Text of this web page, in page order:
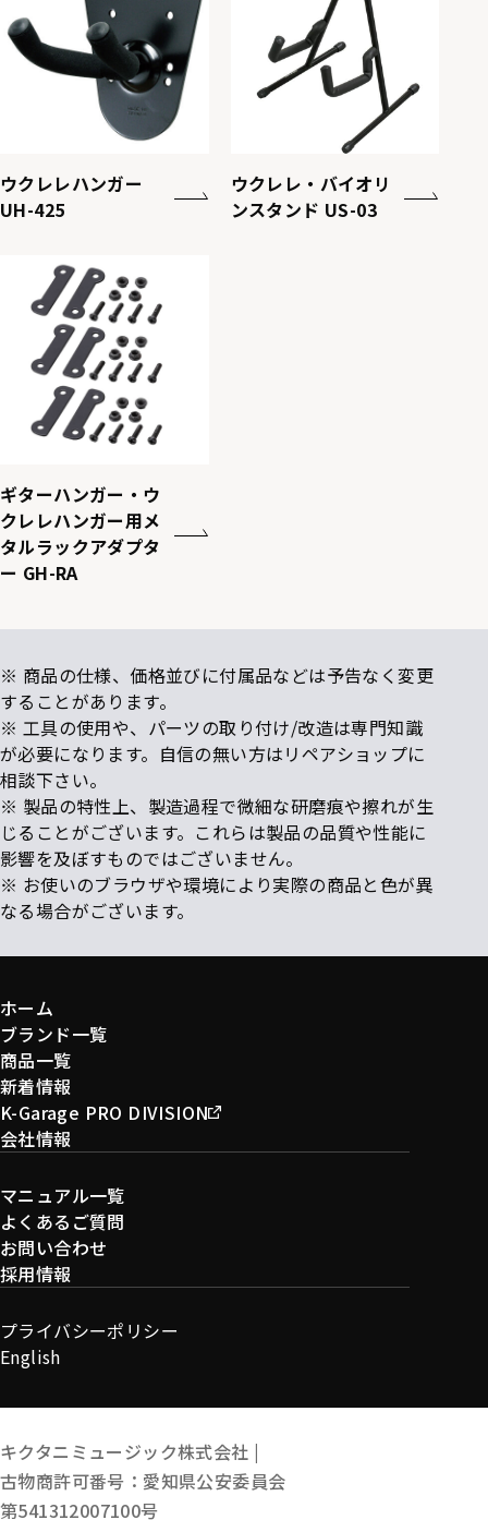
ウクレレハンガー
UH-425
ウクレレ・バイオリ
ンスタンド US-03
ギターハンガー・ウ
クレレハンガー用メ
タルラックアダプタ
ー GH-RA
※ 商品の仕様、価格並びに付属品などは予告なく変更
することがあります。
※ 工具の使用や、パーツの取り付け/改造は専門知識
が必要になります。自信の無い方はリペアショップに
相談下さい。
※ 製品の特性上、製造過程で微細な研磨痕や擦れが生
じることがございます。これらは製品の品質や性能に
影響を及ぼすものではございません。
※ お使いのブラウザや環境により実際の商品と色が異
なる場合がございます。
ホーム
ブランド一覧
商品一覧
新着情報
K-Garage PRO DIVISION
会社情報
マニュアル一覧
よくあるご質問
お問い合わせ
採用情報
プライバシーポリシー
English
キクタニミュージック株式会社 |
古物商許可番号：愛知県公安委員会
第541312007100号